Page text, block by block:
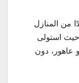
من المنازل
حيث استولى
عاهور، دون